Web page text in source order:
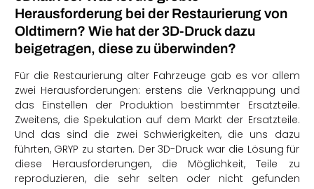
Herausforderung bei der Restaurierung von
Oldtimern? Wie hat der 3D-Druck dazu
beigetragen, diese zu überwinden?
Für die Restaurierung alter Fahrzeuge gab es vor allem
zwei Herausforderungen: erstens die Verknappung und
das Einstellen der Produktion bestimmter Ersatzteile.
Zweitens, die Spekulation auf dem Markt der Ersatzteile.
Und das sind die zwei Schwierigkeiten, die uns dazu
führten, GRYP zu starten. Der 3D-Druck war die Lösung für
diese Herausforderungen, die Möglichkeit, Teile zu
reproduzieren, die sehr selten oder nicht gefunden